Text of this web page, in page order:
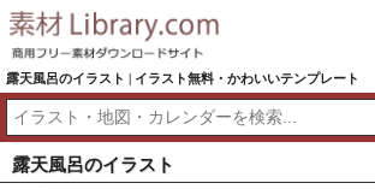
露天風呂のイラスト | イラスト無料・かわいいテンプレート
露天風呂のイラスト